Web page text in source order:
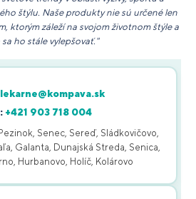
štýlu. Naše produkty nie sú určené len
ktorým záleží na svojom životnom štýle a
sa ho stále vylepšovať."
lekarne@kompava.sk
+421 903 718 004
Senec, Sereď, Sládkovičovo,
Galanta, Dunajská Streda, Senica,
Hurbanovo, Holíč, Kolárovo